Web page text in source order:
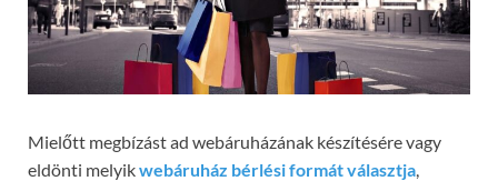
Mielőtt megbízást ad webáruházának készítésére vagy
eldönti melyikwebáruház bérlési formát választja